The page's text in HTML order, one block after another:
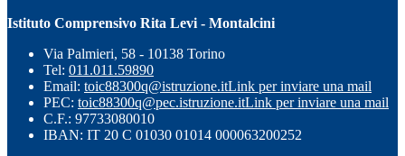
Istituto Comprensivo Rita Levi - Montalcini
Via Palmieri, 58 - 10138 Torino
Tel: 011.011.59890
Email: toic88300q@istruzione.itLink per inviare una mail
PEC: toic88300q@pec.istruzione.itLink per inviare una mail
C.F.: 97733080010
IBAN: IT 20 C 01030 01014 000063200252